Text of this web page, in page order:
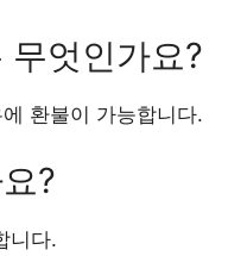
엇인가요?
환불이 가능합니다.
?
니다.